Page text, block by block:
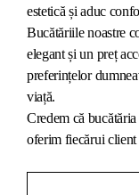
estetică și aduc
Bucătăriile noastre
elegant și un preț
preferințelor
viață.
Credem că
oferim fiecărui client